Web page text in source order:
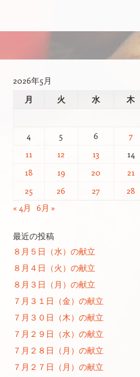
2026年5月
月
火 水 木
4
5 6 7
11
12 13 14
18
19 20 21
25
26 27 28
« 4月
6月 »
最近の投稿
８月５日（水）の献立
８月４日（火）の献立
８月３日（月）の献立
７月３１日（金）の献立
７月３０日（木）の献立
７月２９日（水）の献立
７月２８日（月）の献立
７月２７日（月）の献立